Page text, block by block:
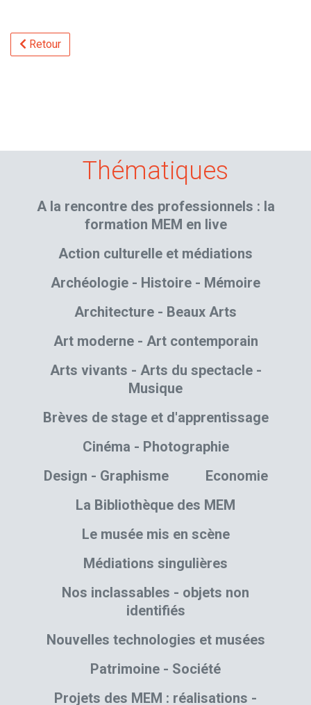
Retour
Thématiques
A la rencontre des professionnels : la
formation MEM en live
Action culturelle et médiations
Archéologie - Histoire - Mémoire
Architecture - Beaux Arts
Art moderne - Art contemporain
Arts vivants - Arts du spectacle -
Musique
Brèves de stage et d'apprentissage
Cinéma - Photographie
Design - Graphisme
Economie
La Bibliothèque des MEM
Le musée mis en scène
Médiations singulières
Nos inclassables - objets non
identifiés
Nouvelles technologies et musées
Patrimoine - Société
Projets des MEM : réalisations -